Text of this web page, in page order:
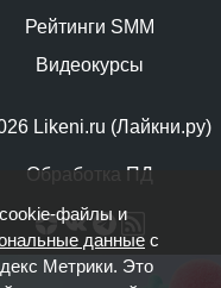
Likeni.ru (Лайкни.ру)
Обработка ПД
Рейтинги SMM
Видеокурсы
файлы и
данные с
Метрики. Это